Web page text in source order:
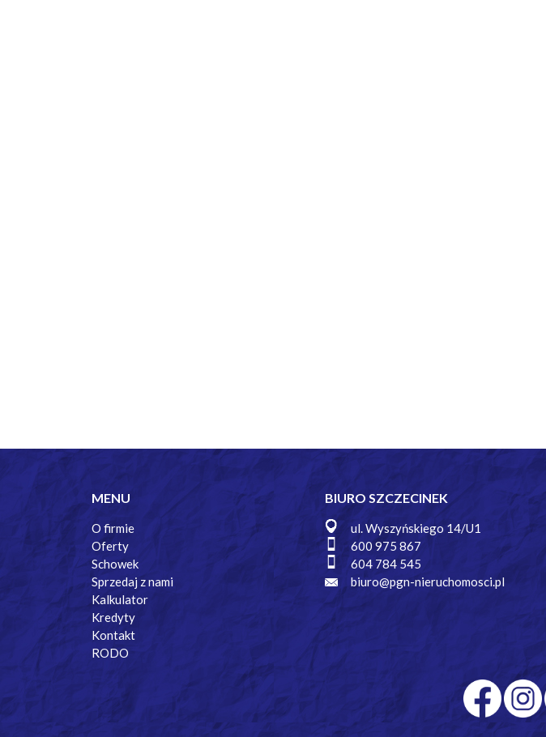
MENU
O firmie
Oferty
Schowek
Sprzedaj z nami
Kalkulator
Kredyty
Kontakt
RODO
BIURO SZCZECINEK
ul. Wyszyńskiego 14/U1
600 975 867
604 784 545
biuro@pgn-nieruchomosci.pl